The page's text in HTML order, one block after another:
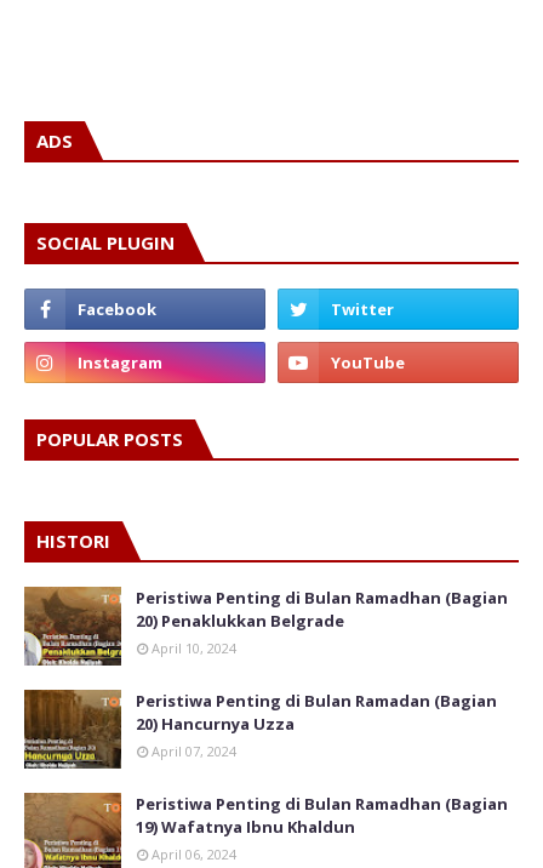
ADS
SOCIAL PLUGIN
POPULAR POSTS
HISTORI
Peristiwa Penting di Bulan Ramadhan (Bagian
20) Penaklukkan Belgrade
April 10, 2024
Peristiwa Penting di Bulan Ramadan (Bagian
20) Hancurnya Uzza
April 07, 2024
Peristiwa Penting di Bulan Ramadhan (Bagian
19) Wafatnya Ibnu Khaldun
April 06, 2024